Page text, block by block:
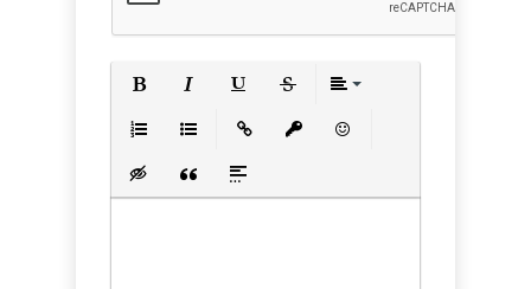
Вставка скрытого текста
Вставка цитаты
Вставка спойлера